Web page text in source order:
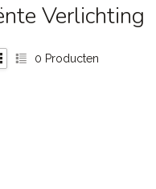
Verlichting
0 Producten